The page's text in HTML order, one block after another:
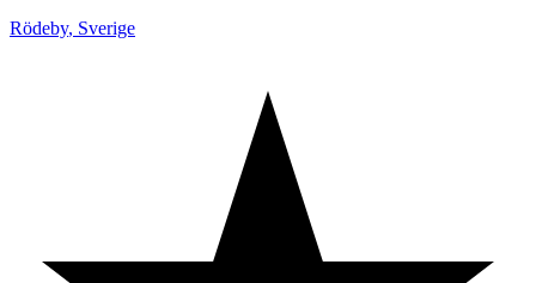
Rödeby, Sverige